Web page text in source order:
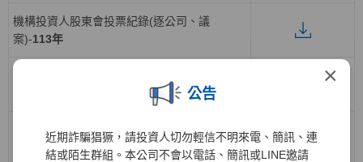
×
公告
近期詐騙猖獗，請投資人切勿輕信不明來電、簡訊、連
結或陌生群組。本公司不會以電話、簡訊或LINE邀請
機構投資人股東會投票紀錄(逐公司、議
案)-113年
機構投資人股東會投票紀錄(逐公司、議
111年